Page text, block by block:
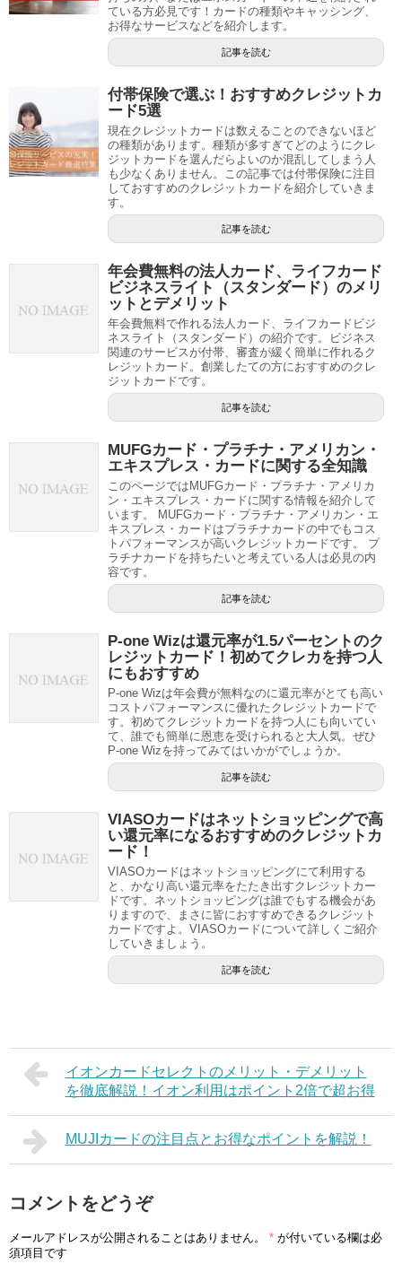
ている方必見です！カードの種類やキャッシング、
お得なサービスなどを紹介します。
記事を読む
付帯保険で選ぶ！おすすめクレジットカ
ード5選
現在クレジットカードは数えることのできないほど
の種類があります。種類が多すぎてどのようにクレ
ジットカードを選んだらよいのか混乱してしまう人
も少なくありません。この記事では付帯保険に注目
しておすすめのクレジットカードを紹介していきま
す。
記事を読む
年会費無料の法人カード、ライフカード
ビジネスライト（スタンダード）のメリ
ットとデメリット
年会費無料で作れる法人カード、ライフカードビジ
ネスライト（スタンダード）の紹介です。ビジネス
関連のサービスが付帯、審査が緩く簡単に作れるク
レジットカード。創業したての方におすすめのクレ
ジットカードです。
記事を読む
MUFGカード・プラチナ・アメリカン・
エキスプレス・カードに関する全知識
このページではMUFGカード・プラチナ・アメリカ
ン・エキスプレス・カードに関する情報を紹介して
います。 MUFGカード・プラチナ・アメリカン・エ
キスプレス・カードはプラチナカードの中でもコス
トパフォーマンスが高いクレジットカードです。 プ
ラチナカードを持ちたいと考えている人は必見の内
容です。
記事を読む
P-one Wizは還元率が1.5パーセントのク
レジットカード！初めてクレカを持つ人
にもおすすめ
P-one Wizは年会費が無料なのに還元率がとても高い
コストパフォーマンスに優れたクレジットカードで
す。初めてクレジットカードを持つ人にも向いてい
て、誰でも簡単に恩恵を受けられると大人気。ぜひ
P-one Wizを持ってみてはいかがでしょうか。
記事を読む
VIASOカードはネットショッピングで高
い還元率になるおすすめのクレジットカ
ード！
VIASOカードはネットショッピングにて利用する
と、かなり高い還元率をたたき出すクレジットカー
ドです。ネットショッピングは誰でもする機会があ
りますので、まさに皆におすすめできるクレジット
カードですよ。VIASOカードについて詳しくご紹介
していきましょう。
記事を読む
イオンカードセレクトのメリット・デメリット
を徹底解説！イオン利用はポイント2倍で超お得
MUJIカードの注目点とお得なポイントを解説！
コメントをどうぞ
メールアドレスが公開されることはありません。 * が付いている欄は必
須項目です